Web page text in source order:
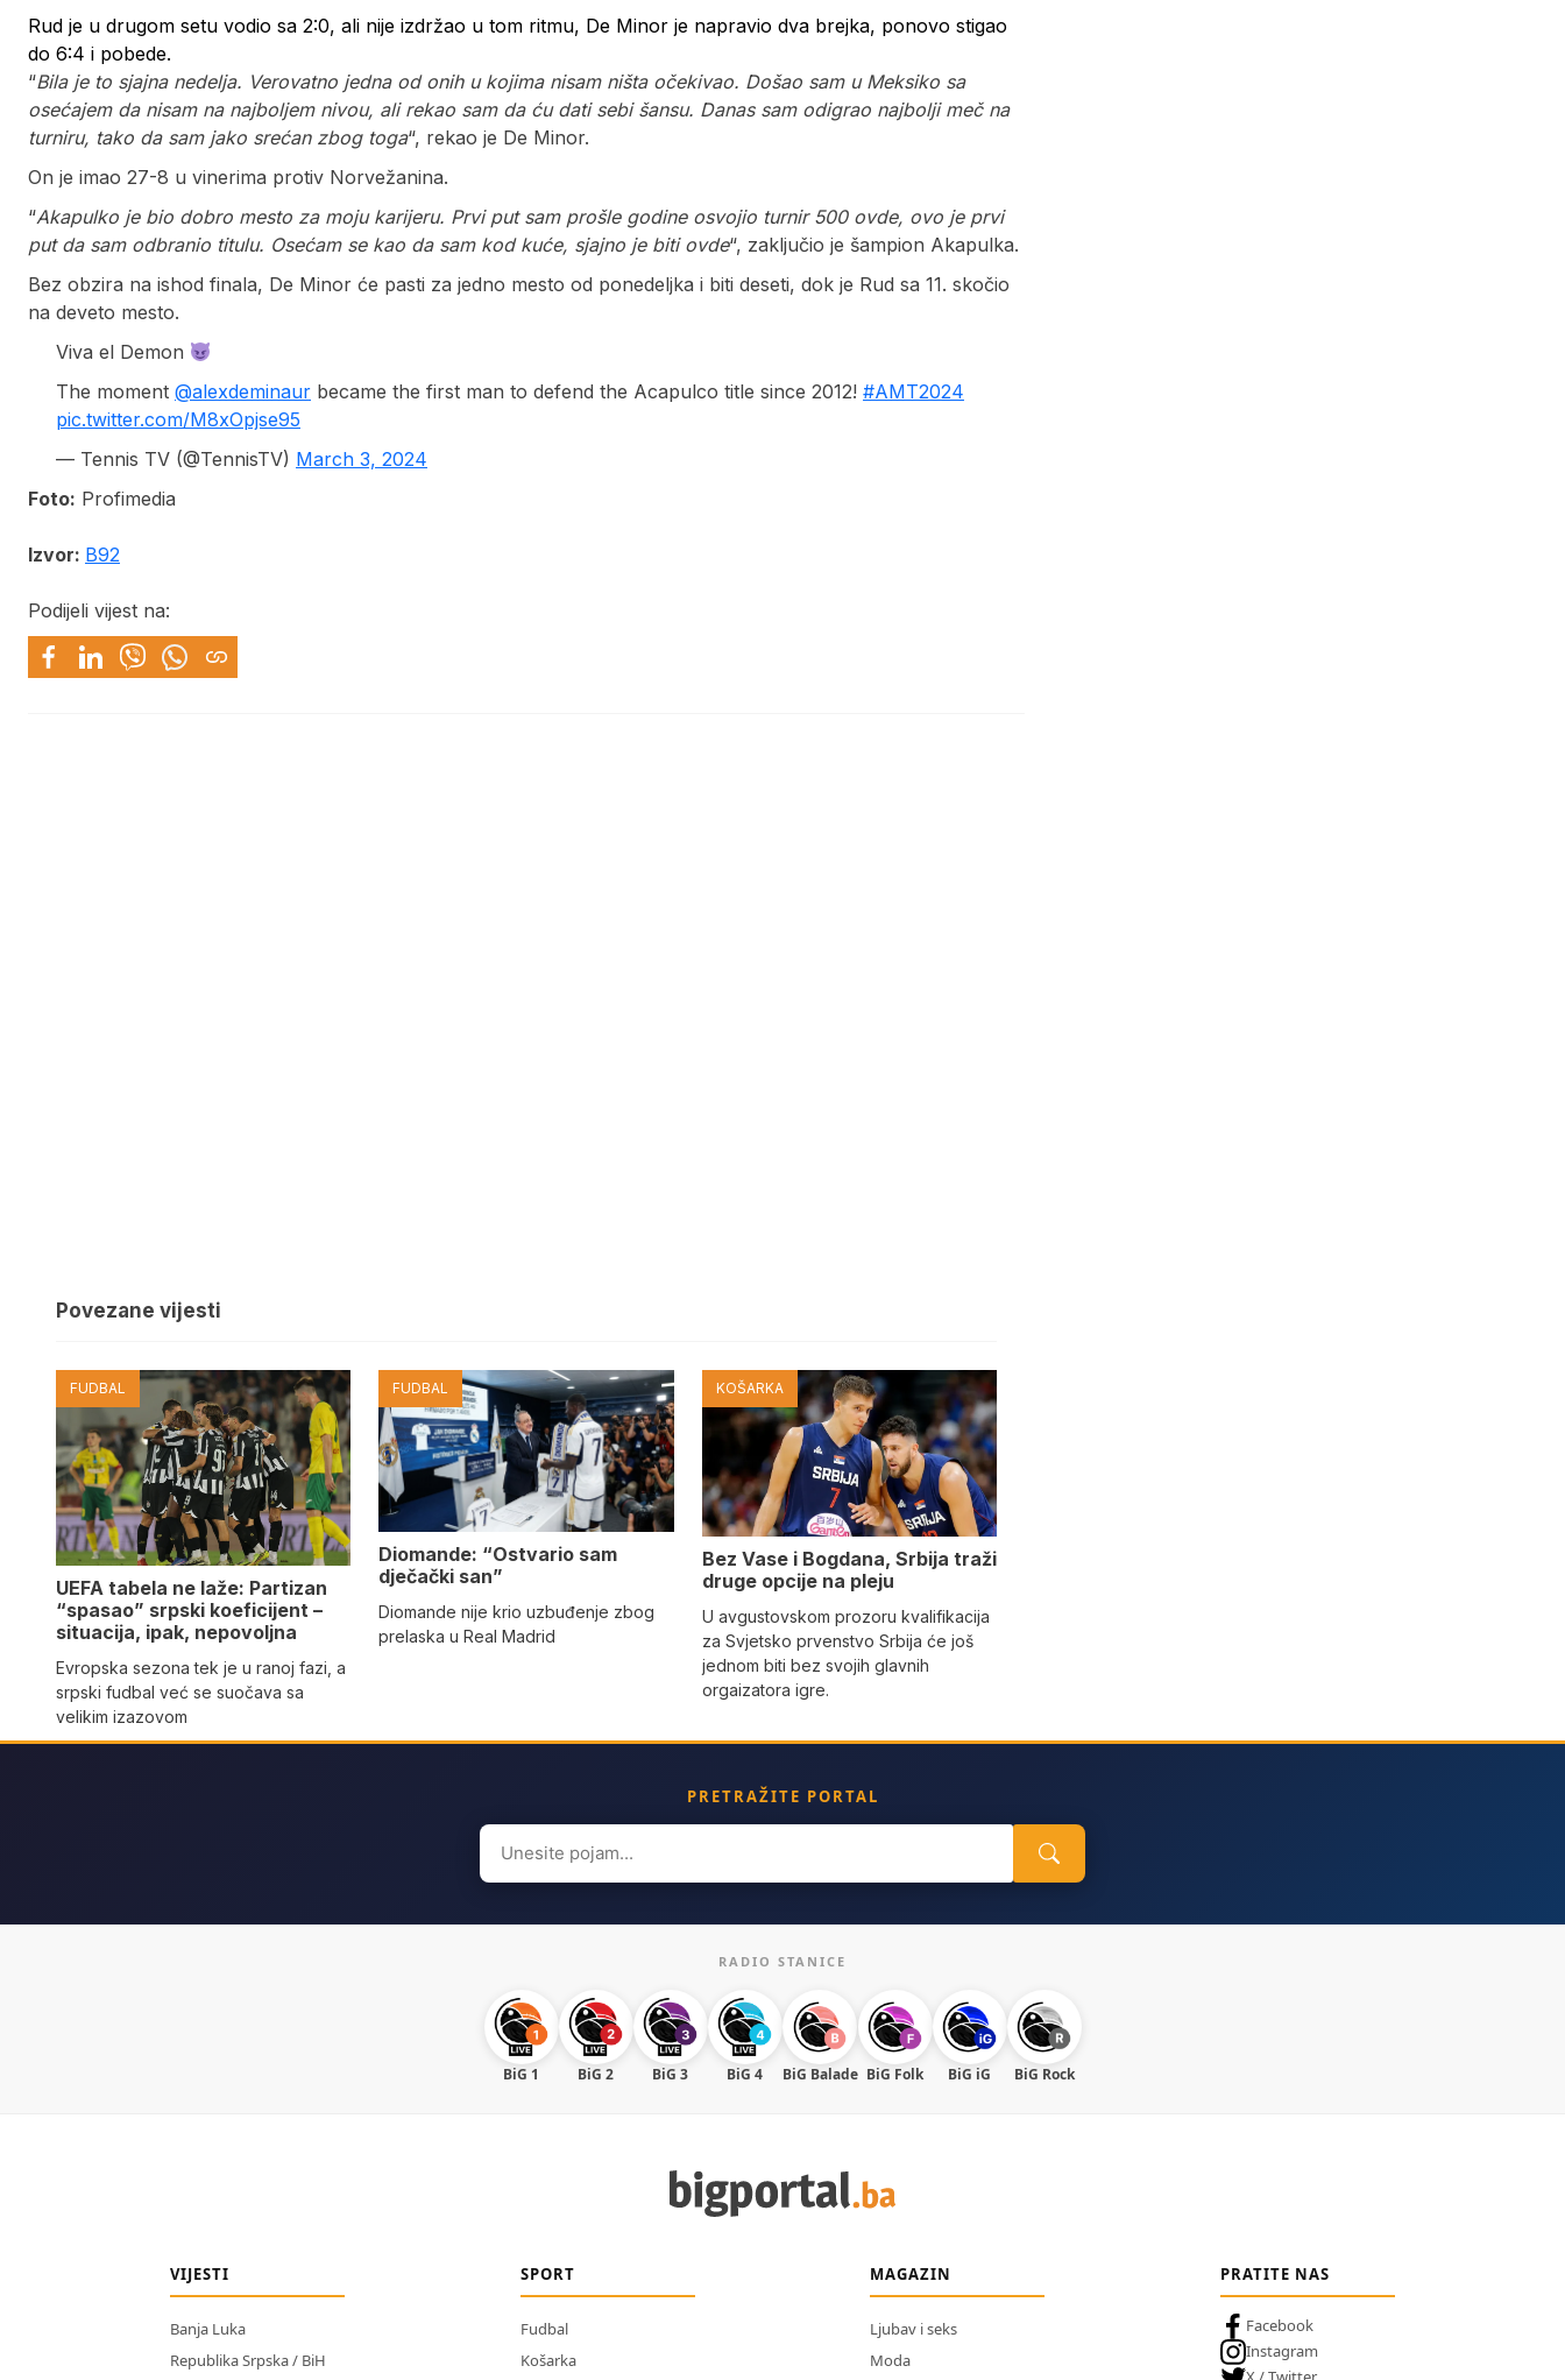
Rud je u drugom setu vodio sa 2:0, ali nije izdržao u tom ritmu, De Minor je napravio dva brejka, ponovo stigao
do 6:4 i pobede.
“Bila je to sjajna nedelja. Verovatno jedna od onih u kojima nisam ništa očekivao. Došao sam u Meksiko sa
osećajem da nisam na najboljem nivou, ali rekao sam da ću dati sebi šansu. Danas sam odigrao najbolji meč na
turniru, tako da sam jako srećan zbog toga“, rekao je De Minor.
On je imao 27-8 u vinerima protiv Norvežanina.
“Akapulko je bio dobro mesto za moju karijeru. Prvi put sam prošle godine osvojio turnir 500 ovde, ovo je prvi
put da sam odbranio titulu. Osećam se kao da sam kod kuće, sjajno je biti ovde“, zaključio je šampion Akapulka.
Bez obzira na ishod finala, De Minor će pasti za jedno mesto od ponedeljka i biti deseti, dok je Rud sa 11. skočio
na deveto mesto.
Viva el Demon
The moment @alexdeminaur became the first man to defend the Acapulco title since 2012! #AMT2024
pic.twitter.com/M8xOpjse95
— Tennis TV (@TennisTV) March 3, 2024
Foto: Profimedia
Izvor: B92
Podijeli vijest na:
Povezane vijesti
FUDBAL
UEFA tabela ne laže: Partizan
“spasao” srpski koeficijent –
situacija, ipak, nepovoljna
Evropska sezona tek je u ranoj fazi, a
srpski fudbal već se suočava sa
velikim izazovom
FUDBAL
Diomande: “Ostvario sam
dječački san”
Diomande nije krio uzbuđenje zbog
prelaska u Real Madrid
KOŠARKA
Bez Vase i Bogdana, Srbija traži
druge opcije na pleju
U avgustovskom prozoru kvalifikacija
za Svjetsko prvenstvo Srbija će još
jednom biti bez svojih glavnih
orgaizatora igre.
PRETRAŽITE PORTAL
Search
for:
RADIO STANICE
BiG 1 BiG 2 BiG 3 BiG 4 BiG Balade BiG Folk BiG iG BiG Rock
VIJESTI
Banja Luka
Republika Srpska / BiH
SPORT
Fudbal
Košarka
MAGAZIN
Ljubav i seks
Moda
PRATITE NAS
Facebook
Instagram